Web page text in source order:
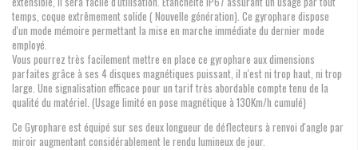
temps, coque extrêmement solide ( Nouvelle génération). Ce gyrophare dispose
d'un mode mémoire permettant la mise en marche immédiate du dernier mode
employé.
Vous pourrez très facilement mettre en place ce gyrophare aux dimensions
parfaites grâce à ses 4 disques magnétiques puissant, il n'est ni trop haut, ni trop
large. Une signalisation efficace pour un tarif très abordable compte tenu de la
qualité du matériel. (Usage limité en pose magnétique à 130Km/h cumulé)
Ce Gyrophare est équipé sur ses deux longueur de déflecteurs à renvoi d'angle par
miroir augmentant considérablement le rendu lumineux de jour.